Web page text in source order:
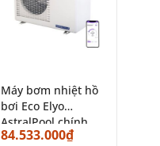
Máy bơm nhiệt hồ
bơi Eco Elyo
AstralPool chính
hãng Tây Ban Nha
84.533.000₫